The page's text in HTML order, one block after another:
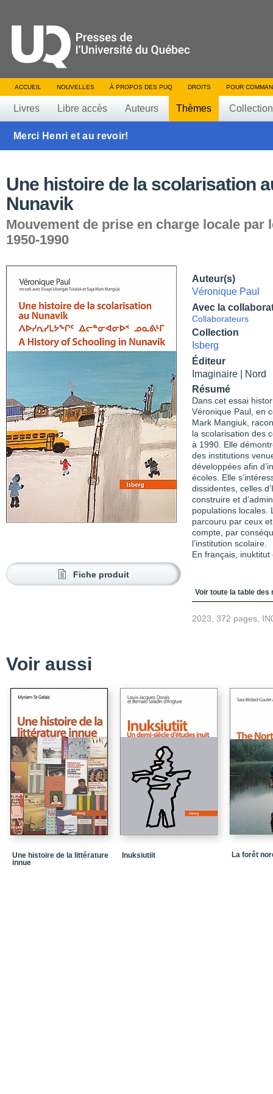
ACCUEIL NOUVELLES À PROPOS DES PUQ DROITS POUR
Livres Libre accès Auteurs Thèmes
Merci Henri et au revoir!
Une histoire de la scolarisation
Nunavik
Mouvement de prise en charge locale par
1950-1990
Fiche produit
Auteur(s)
Véronique Paul
Avec la
Collaborateurs
Collection
Isberg
Éditeur
Imaginaire | Nord
Résumé
Dans cet essai
Véronique Paul, en
Mark Mangiuk,
la scolarisation des
à 1990. Elle
des institutions
développées afin
écoles. Elle
dissidentes, celles
construire et
populations locales.
parcouru par ceux
compte, par
l’institution scolaire.
En français, inuktitut
Table des
Voir toute la table des
2023, 372 pages,
Voir aussi
Une histoire de la littérature
innue
Inuksiutiit La forêt